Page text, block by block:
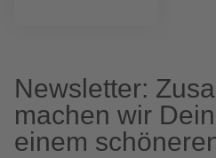
Newsletter:
machen wir
einem